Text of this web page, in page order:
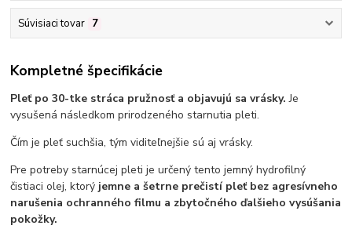
Súvisiaci tovar 7
Kompletné špecifikácie
Pleť po 30-tke stráca pružnosť a objavujú sa vrásky. Je
vysušená následkom prirodzeného starnutia pleti.
Čím je pleť suchšia, tým viditeľnejšie sú aj vrásky.
Pre potreby starnúcej pleti je určený tento jemný hydrofilný
čistiaci olej, ktorý jemne a šetrne prečistí pleť bez agresívneho
narušenia ochranného filmu a zbytočného ďalšieho vysúšania
pokožky.